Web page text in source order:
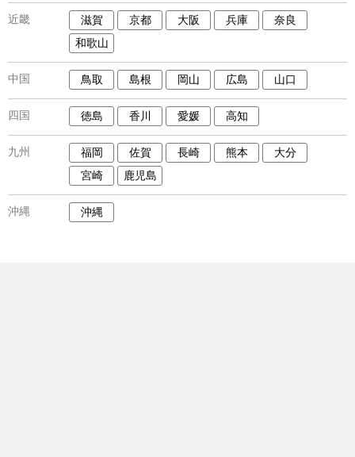
近畿 滋賀 京都 大阪 兵庫
奈良
和歌山
中国 鳥取 島根 岡山 広島 山口
四国 徳島 香川 愛媛 高知
九州 福岡 佐賀 長崎 熊本
大分
宮崎
鹿児島
沖縄 沖縄